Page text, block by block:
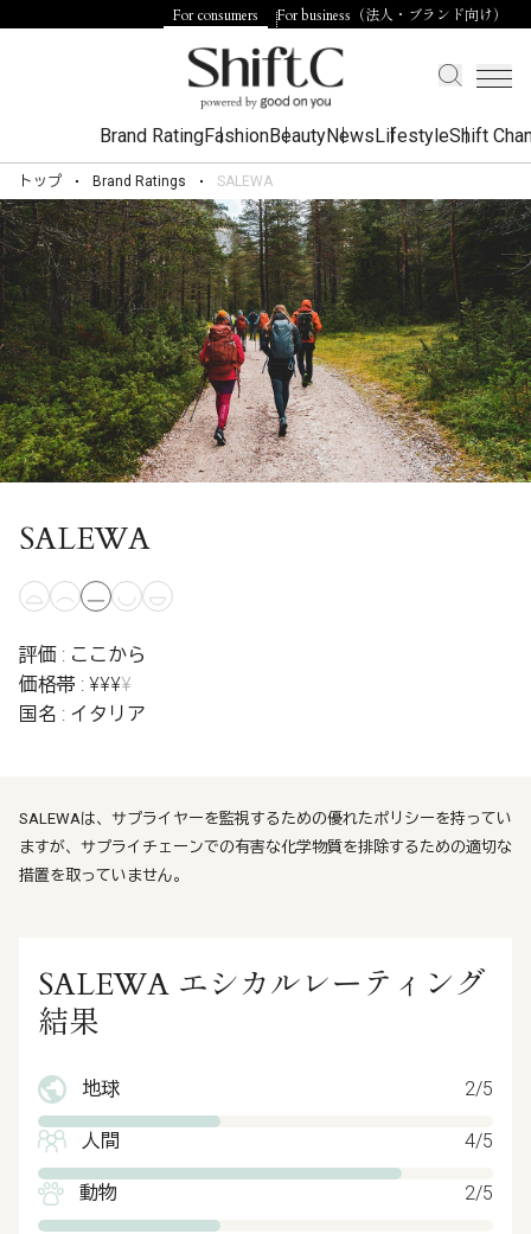
For consumers For business（法人・ブランド向け）
Brand RatingFashionBeautyNewsLifestyleShift
トップ Brand Ratings SALEWA
SALEWA
評価 : ここから
価格帯 : ¥¥¥¥
国名 : イタリア
SALEWAは、サプライヤーを監視するための優れたポリシーを持ってい
ますが、サプライチェーンでの有害な化学物質を排除するための適切な
措置を取っていません。
SALEWA エシカルレーティング
結果
地球 2/5
人間 4/5
動物 2/5